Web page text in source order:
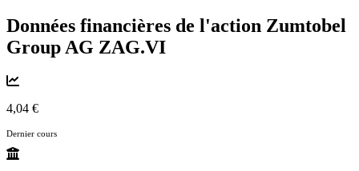
Données financières de l'action Zumtobel
Group AG ZAG.VI
4,04 €
Dernier cours